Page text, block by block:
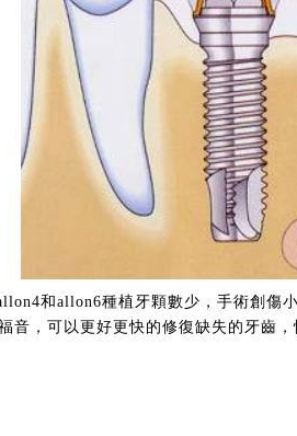
和allon6種植牙顆數少，手術創傷
音，可以更好更快的修復缺失的牙齒